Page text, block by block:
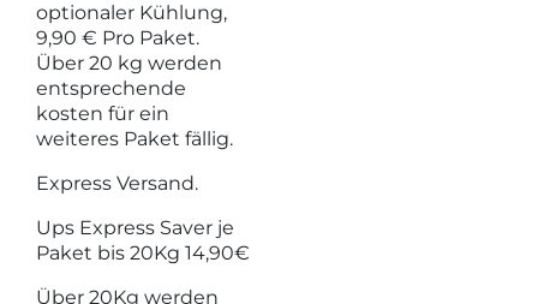
optionaler Kühlung,
9,90 € Pro Paket.
Über 20 kg werden
entsprechende
kosten für ein
weiteres Paket fällig.
Express Versand.
Ups Express Saver je
Paket bis 20Kg 14,90€
Über 20Kg werden